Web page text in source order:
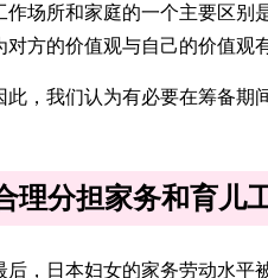
场所和家庭的一个主要区别
对方的价值观与自己的价值观
，我们认为有必要在筹备期
理分担家务和育儿
，日本妇女的家务劳动水平